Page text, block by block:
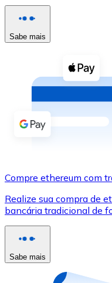
Ver tudo
Cupons cripto
Compre
Comprar com
Transferência SEPA
Use cartões Visa e
Comprar com cartão
Sabe mais
Compre ethereum com
Realize sua compra de
bancária tradicional de
Sabe mais